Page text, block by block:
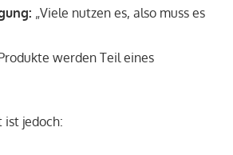
„Viele nutzen es, also muss es
werden Teil eines
jedoch: